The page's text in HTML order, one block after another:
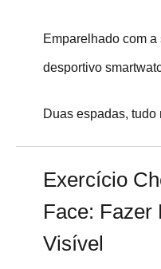
Emparelhado com
desportivo
Duas espadas, tudo
Exercício
Face: Fazer
Visível